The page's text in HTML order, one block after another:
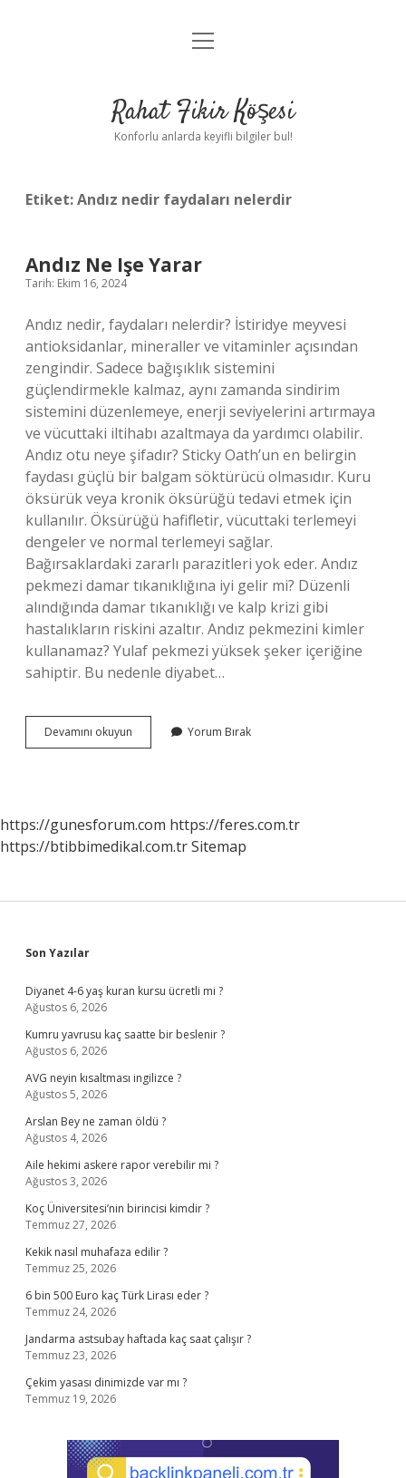
Anasayfa
Yasal Uyarı
menüyü
Rahat Fikir Köşesi
Konforlu anlarda keyifli bilgiler bul!
Etiket:Andız nedir faydaları nelerdir
Andız Ne Işe Yarar
Tarih: Ekim 16, 2024
Andız nedir, faydaları nelerdir? İstiridye meyvesi
antioksidanlar, mineraller ve vitaminler açısından
zengindir. Sadece bağışıklık sistemini
güçlendirmekle kalmaz, aynı zamanda sindirim
sistemini düzenlemeye, enerji seviyelerini artırmaya
ve vücuttaki iltihabı azaltmaya da yardımcı olabilir.
Andız otu neye şifadır? Sticky Oath’un en belirgin
faydası güçlü bir balgam söktürücü olmasıdır. Kuru
öksürük veya kronik öksürüğü tedavi etmek için
kullanılır. Öksürüğü hafifletir, vücuttaki terlemeyi
dengeler ve normal terlemeyi sağlar.
Bağırsaklardaki zararlı parazitleri yok eder. Andız
pekmezi damar tıkanıklığına iyi gelir mi? Düzenli
alındığında damar tıkanıklığı ve kalp krizi gibi
hastalıkların riskini azaltır. Andız pekmezini kimler
kullanamaz? Yulaf pekmezi yüksek şeker içeriğine
sahiptir. Bu nedenle diyabet…
Devamını okuyun
Ne
Yorum Bırak
https://gunesforum.com https://feres.com.tr
https://btibbimedikal.com.trSitemap
Sidebar
Son Yazılar
Diyanet 4-6 yaş kuran kursu ücretli mi ?
Ağustos 6, 2026
Kumru yavrusu kaç saatte bir beslenir ?
Ağustos 6, 2026
AVG neyin kısaltması ingilizce ?
Ağustos 5, 2026
Arslan Bey ne zaman öldü ?
Ağustos 4, 2026
Aile hekimi askere rapor verebilir mi ?
Ağustos 3, 2026
Koç Üniversitesi’nin birincisi kimdir ?
Temmuz 27, 2026
Kekik nasıl muhafaza edilir ?
Temmuz 25, 2026
6 bin 500 Euro kaç Türk Lirası eder ?
Temmuz 24, 2026
Jandarma astsubay haftada kaç saat çalışır ?
Temmuz 23, 2026
Çekim yasası dinimizde var mı ?
Temmuz 19, 2026